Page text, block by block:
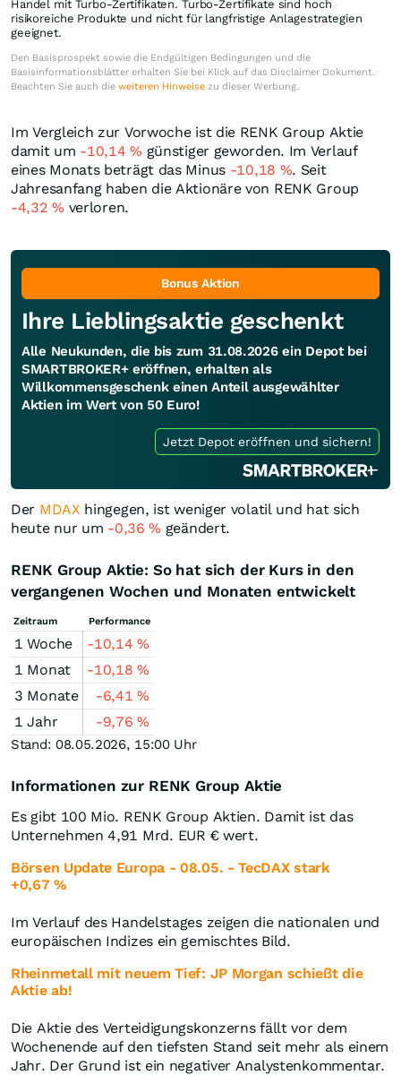
Handel mit Turbo-Zertifikaten. Turbo-Zertifikate sind hoch
risikoreiche Produkte und nicht für langfristige Anlagestrategien
geeignet.
Den Basisprospekt sowie die Endgültigen Bedingungen und die
Basisinformationsblätter erhalten Sie bei Klick auf das Disclaimer Dokument.
Beachten Sie auch die weiteren Hinweise zu dieser Werbung.
Im Vergleich zur Vorwoche ist die RENK Group Aktie
damit um -10,14% günstiger geworden. Im Verlauf
eines Monats beträgt das Minus -10,18 %. Seit
Jahresanfang haben die Aktionäre von RENK Group
-4,32% verloren.
Bonus Aktion
Ihre Lieblingsaktie geschenkt
Alle Neukunden, die bis zum 31.08.2026 ein Depot bei
SMARTBROKER+ eröffnen, erhalten als
Willkommensgeschenk einen Anteil ausgewählter
Aktien im Wert von 50 Euro!
Jetzt Depot eröffnen und sichern!
Der MDAX hingegen, ist weniger volatil und hat sich
heute nur um -0,36% geändert.
RENK Group Aktie: So hat sich der Kurs in den
vergangenen Wochen und Monaten entwickelt
Zeitraum Performance
1 Woche -10,14%
1 Monat
-10,18%
3 Monate
-6,41%
1 Jahr
-9,76%
Stand: 08.05.2026, 15:00 Uhr
Informationen zur RENK Group Aktie
Es gibt 100 Mio. RENK Group Aktien. Damit ist das
Unternehmen 4,91 Mrd. EUR € wert.
Börsen Update Europa - 08.05. - TecDAX stark
+0,67 %
Im Verlauf des Handelstages zeigen die nationalen und
europäischen Indizes ein gemischtes Bild.
Rheinmetall mit neuem Tief: JP Morgan schießt die
Aktie ab!
Die Aktie des Verteidigungskonzerns fällt vor dem
Wochenende auf den tiefsten Stand seit mehr als einem
Jahr. Der Grund ist ein negativer Analystenkommentar.